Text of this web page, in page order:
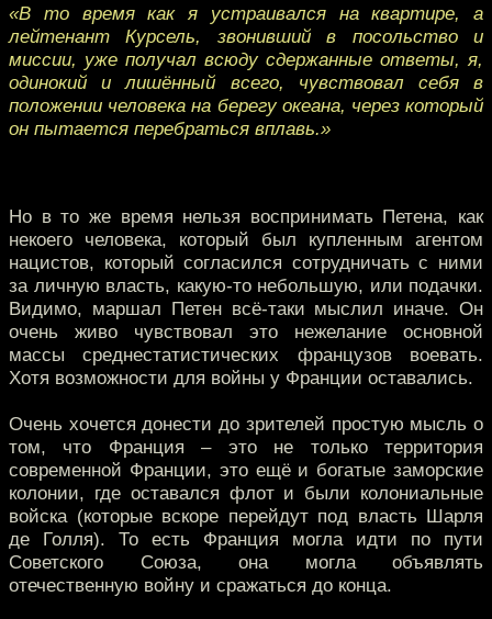
«В то время как я устраивался на квартире, а
лейтенант Курсель, звонивший в посольство и
миссии, уже получал всюду сдержанные ответы, я,
одинокий и лишённый всего, чувствовал себя в
положении человека на берегу океана, через который
он пытается перебраться вплавь.»
Но в то же время нельзя воспринимать Петена, как
некоего человека, который был купленным агентом
нацистов, который согласился сотрудничать с ними
за личную власть, какую-то небольшую, или подачки.
Видимо, маршал Петен всё-таки мыслил иначе. Он
очень живо чувствовал это нежелание основной
массы среднестатистических французов воевать.
Хотя возможности для войны у Франции оставались.
Очень хочется донести до зрителей простую мысль о
том, что Франция – это не только территория
современной Франции, это ещё и богатые заморские
колонии, где оставался флот и были колониальные
войска (которые вскоре перейдут под власть Шарля
де Голля). То есть Франция могла идти по пути
Советского Союза, она могла объявлять
отечественную войну и сражаться до конца.